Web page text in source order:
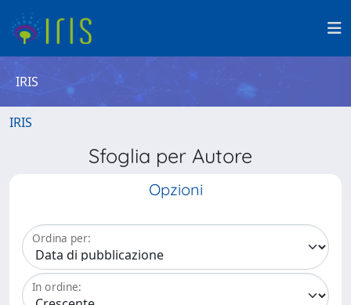
IRIS
IRIS
Sfoglia per Autore
Opzioni
Ordina per:
In ordine: